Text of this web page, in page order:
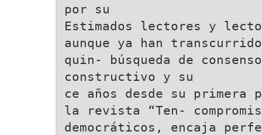
por su
Estimados lectores y
aunque ya han transcurrido
quin- búsqueda de
constructivo y su
ce años desde su
la revista “Ten-
democráticos, encaja